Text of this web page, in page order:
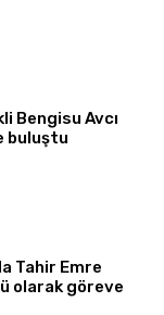
Bengisu Avcı
buluştu
Tahir Emre
olarak göreve